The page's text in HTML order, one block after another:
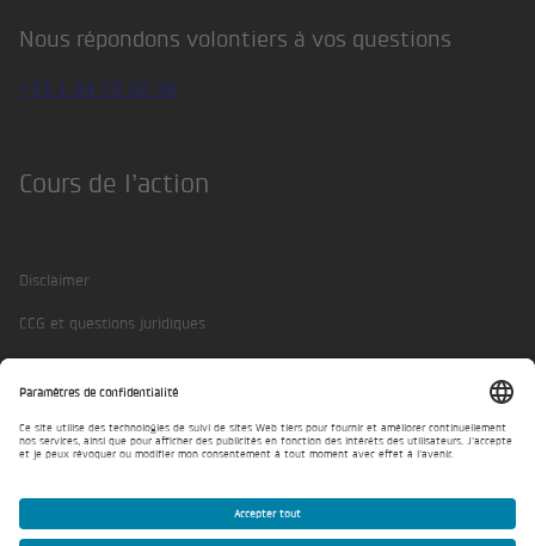
Nous répondons volontiers à vos questions
+33 1 84 20 02 36
Cours de l’action
Disclaimer
CCG et questions juridiques
Paramètres de confidentialité
© BKW 2026